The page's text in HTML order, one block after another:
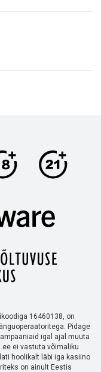
16460138, on
Pidage
igal ajal muuta
ei vastuta võimaliku
hoolikalt läbi iga kasiino
on ainult Eestis